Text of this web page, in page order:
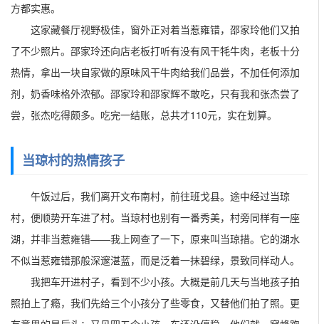
方都实惠。
这家藏餐厅视野极佳，窗外正对着当惹雍错，邵家玲他们又拍
了不少照片。邵家玲还向店老板打听有没有风干牦牛肉，老板十分
热情，拿出一块自家做的原味风干牛肉给我们品尝，不加任何添加
剂，奶香味格外浓郁。邵家玲和邵家辉不敢吃，只有我和张杰尝了
尝，张杰吃得颇多。吃完一结账，总共才110元，实在划算。
当琼村的热情孩子
午饭过后，我们离开文布南村，前往班戈县。途中经过当琼
村，便顺势开车进了村。当琼村也别有一番秀美，村旁同样有一座
湖，并非当惹雍错——我上网查了一下，原来叫当琼措。它的湖水
不似当惹雍错那般深邃湛蓝，而是泛着一抹碧绿，景致同样动人。
我把车开进村子，看到不少小孩。大概是前几天与当地孩子拍
照拍上了瘾，我们先给三个小孩分了些零食，又替他们拍了照。更